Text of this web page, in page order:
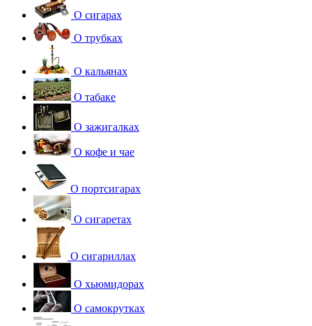
О сигарах
О трубках
О кальянах
О табаке
О зажигалках
О кофе и чае
О портсигарах
О сигаретах
О сигариллах
О хьюмидорах
О самокрутках